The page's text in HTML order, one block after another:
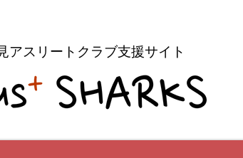
アスリートクラブ支援サイト